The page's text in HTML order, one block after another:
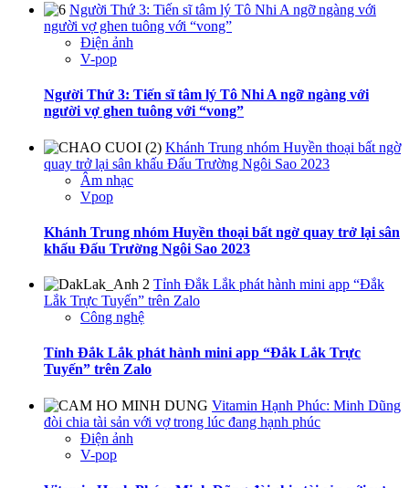
Người Thứ 3: Tiến sĩ tâm lý Tô Nhi A ngỡ ngàng với
người vợ ghen tuông với “vong”
Điện ảnh
V-pop
Người Thứ 3: Tiến sĩ tâm lý Tô Nhi A ngỡ ngàng với
người vợ ghen tuông với “vong”
Khánh Trung nhóm Huyền thoại bất ngờ
quay trở lại sân khấu Đấu Trường Ngôi Sao 2023
Âm nhạc
Vpop
Khánh Trung nhóm Huyền thoại bất ngờ quay trở lại sân
khấu Đấu Trường Ngôi Sao 2023
Tỉnh Đắk Lắk phát hành mini app “Đắk
Lắk Trực Tuyến” trên Zalo
Công nghệ
Tỉnh Đắk Lắk phát hành mini app “Đắk Lắk Trực
Tuyến” trên Zalo
Vitamin Hạnh Phúc: Minh Dũng
đòi chia tài sản với vợ trong lúc đang hạnh phúc
Điện ảnh
V-pop